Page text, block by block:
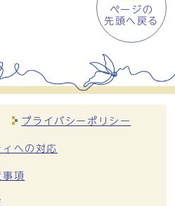
ページの
先頭へ戻る
プライバシーポリシー
への対応
事項